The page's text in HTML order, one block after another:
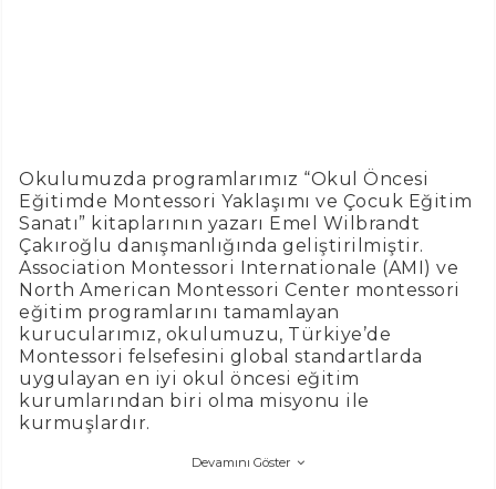
Okulumuzda programlarımız “Okul Öncesi
Eğitimde Montessori Yaklaşımı ve Çocuk Eğitim
Sanatı” kitaplarının yazarı Emel Wilbrandt
Çakıroğlu danışmanlığında geliştirilmiştir.
Association Montessori Internationale (AMI) ve
North American Montessori Center montessori
eğitim programlarını tamamlayan
kurucularımız, okulumuzu, Türkiye’de
Montessori felsefesini global standartlarda
uygulayan en iyi okul öncesi eğitim
kurumlarından biri olma misyonu ile
kurmuşlardır.
Devamını Göster